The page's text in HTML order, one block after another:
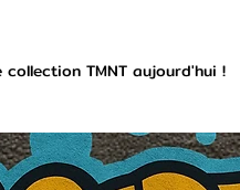
TMNT aujourd'hui !